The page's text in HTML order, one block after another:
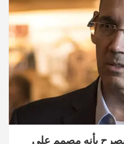
بأنه مصمم على